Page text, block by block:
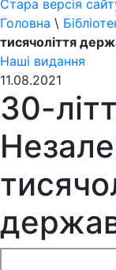
Стара версія
Головна \
тисячоліття
Наші видання
11.08.2021
30-